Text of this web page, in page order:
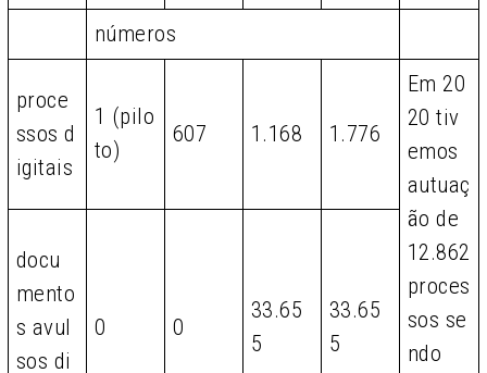
números
proce
ssos d
igitais
1 (pilo
to)
607 1.168 1.776
Em 20
20 tiv
emos
autuaç
ão de
12.862
proces
sos se
ndo
docu
mento
s avul
sos di
0 0
33.65
5
33.65
5